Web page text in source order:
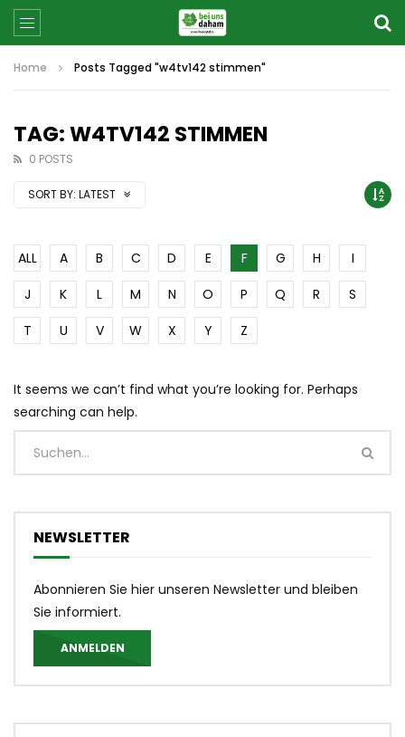
Home Posts Tagged "w4tv142 stimmen"
TAG: W4TV142 STIMMEN
0 POSTS
SORT BY: LATEST
ALL A B C D E F G H
I
J
K L M N O P Q R
S
T
U V W X Y Z
It seems we can’t find what you’re looking for. Perhaps
searching can help.
NEWSLETTER
Abonnieren Sie hier unseren Newsletter und bleiben
Sie informiert.
ANMELDEN